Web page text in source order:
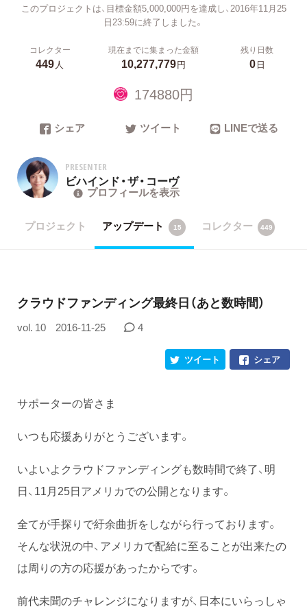
このプロジェクトは、目標金額5,000,000円を達成し、2016年11月25
日23:59に終了しました。
コレクター
449人
現在までに集まった金額
10,277,779円
174880円
残り日数
0日
シェア ツイート LINEで送る
PRESENTER
ビハインド・ザ・コーヴ
プロフィールを表示
プロジェクト アップデート 15 コレクター 449
クラウドファンディング最終日（あと数時間）
vol. 10 2016-11-25 4
シェア
ツイート
サポーターの皆さま
いつも応援ありがとうございます。
いよいよクラウドファンディングも数時間で終了、明
日、11月25日アメリカでの公開となります。
全てが手探りで紆余曲折をしながら行っております。
そんな状況の中、アメリカで配給に至ることが出来たの
は周りの方の応援があったからです。
前代未聞のチャレンジになりますが、日本にいらっしゃ